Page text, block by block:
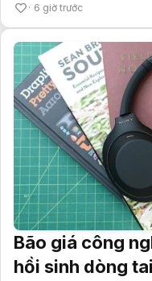
6 giờ trước
Bão giá công
hồi sinh dòng